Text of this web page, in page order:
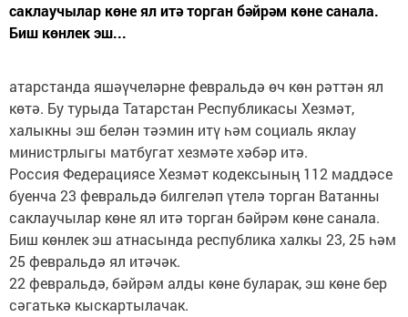
саклаучылар көне ял итә торган бәйрәм көне санала.
Биш көнлек эш...
атарстанда яшәүчеләрне февральдә өч көн рәттән ял
көтә. Бу турыда Татарстан Республикасы Хезмәт,
халыкны эш белән тәэмин итү һәм социаль яклау
министрлыгы матбугат хезмәте хәбәр итә.
Россия Федерациясе Хезмәт кодексының 112 маддәсе
буенча 23 февральдә билгеләп үтелә торган Ватанны
саклаучылар көне ял итә торган бәйрәм көне санала.
Биш көнлек эш атнасында республика халкы 23, 25 һәм
25 февральдә ял итәчәк.
22 февральдә, бәйрәм алды көне буларак, эш көне бер
сәгатькә кыскартылачак.